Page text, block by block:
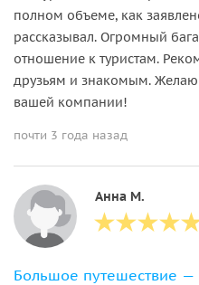
полном объеме, как
рассказывал. Огромный
отношение к туристам.
друзьям и знакомым. Желаю
вашей компании!
почти 3 года назад
Анна М.